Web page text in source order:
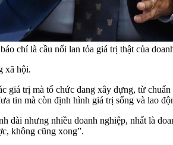
chí là cầu nối lan tỏa giá trị thật của
xã hội.
trị mà tổ chức đang xây dựng, từ
tin mà còn định hình giá trị sống và lao
dài nhưng nhiều doanh nghiệp, nhất là
không cũng xong”.